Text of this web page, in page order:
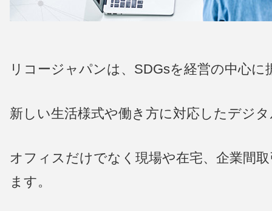
リコージャパンは、SDGsを経営の中心
新しい生活様式や働き方に対応したデジ
オフィスだけでなく現場や在宅、企業間
ます。